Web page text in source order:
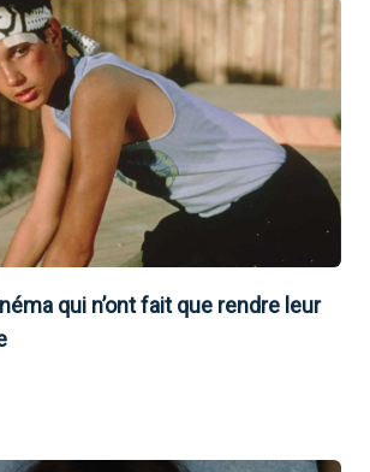
qui n’ont fait que rendre leur